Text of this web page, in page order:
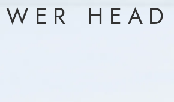
W E R H E A D